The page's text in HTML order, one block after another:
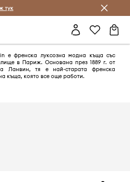
с Answear Club
тук
е френска луксозна модна къща със
в Париж. Основана през 1889 г. от
Ланвин, тя е най-старата френска
къща, която все още работи.